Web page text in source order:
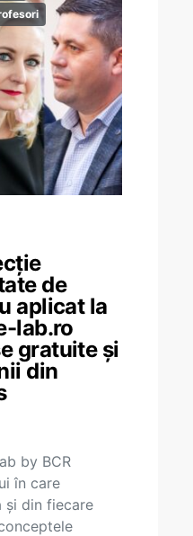
de
aplicat la
lab.ro
gratuite și
din
by BCR
în care
și din fiecare